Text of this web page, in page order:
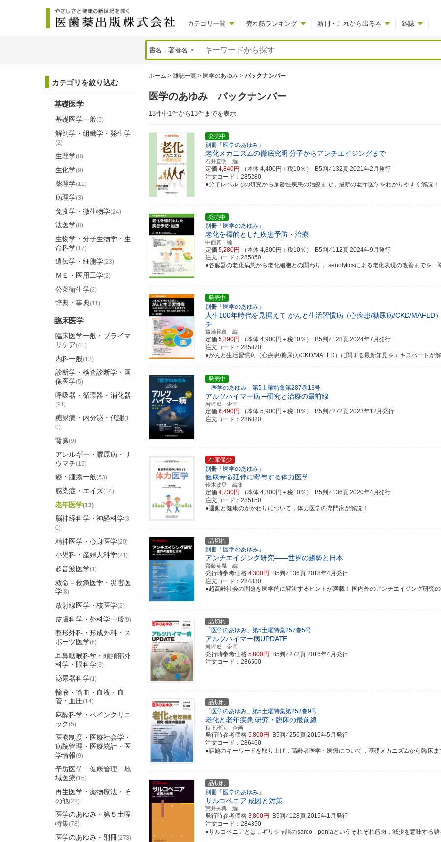
カテゴリ一覧 売れ筋ランキング 新刊・これから出る本 雑誌
ホーム > 雑誌一覧 > 医学のあゆみ > バックナンバー
医学のあゆみ バックナンバー
13件中1件から13件までを表示
発売中
別冊「医学のあゆみ」
老化メカニズムの徹底究明 分子からアンチエイジングまで
石井直明 編
定価 4,840円 （本体 4,400円＋税10％） B5判 ⁄ 132頁 2021年2月発行
注文コード：285280
●分子レベルでの研究から加齢性疾患の治療まで，最新の老年医学をわかりやすく解説！
発売中
別冊「医学のあゆみ」
老化を標的とした疾患予防・治療
中西真 編
定価 5,280円 （本体 4,800円＋税10％） B5判 ⁄ 112頁 2024年9月発行
注文コード：285850
●各臓器の老化病態から老化細胞との関わり， senolyticsによる老化表現の改善までを一
発売中
別冊「医学のあゆみ」
人生100年時代を見据えて がんと生活習慣病（心疾患/糖尿病/CKD/MAFLD
チ
益崎裕章 編
定価 5,390円 （本体 4,900円＋税10％） B5判 ⁄ 128頁 2024年7月発行
注文コード：285870
●がんと生活習慣病（心疾患/糖尿病/CKD/MAFLD）に関する最新知見をエキスパートが解
発売中
「医学のあゆみ」第5土曜特集第287巻13号
アルツハイマー病 ─研究と治療の最前線
岩坪威 企画
定価 6,490円 （本体 5,900円＋税10％） B5判 ⁄ 272頁 2023年12月発行
注文コード：286820
在庫僅少
別冊「医学のあゆみ」
健康寿命延伸に寄与する体力医学
鈴木政登 編集
定価 4,730円 （本体 4,300円＋税10％） B5判 ⁄ 136頁 2020年4月発行
注文コード：285150
●運動と健康のかかわりについて，体力医学の専門家が解説！
品切れ
別冊「医学のあゆみ」
アンチエイジング研究――世界の趨勢と日本
齋藤英胤 編
発行時参考価格 4,300円 B5判 ⁄ 136頁 2018年4月発行
注文コード：284830
●超高齢社会の問題を医学的に解決するヒントが満載！ 国内外のアンチエイジング研究
品切れ
「医学のあゆみ」第5土曜特集257巻5号
アルツハイマー病UPDATE
岩坪威 企画
発行時参考価格 5,800円 B5判 ⁄ 272頁 2016年4月発行
注文コード：286500
品切れ
「医学のあゆみ」第5土曜特集第253巻9号
老化と老年疾患 研究・臨床の最前線
秋下雅弘 企画
発行時参考価格 5,800円 B5判 ⁄ 256頁 2015年5月発行
注文コード：286460
●話題のキーワードを取り上げ，高齢者医学・医療について，基礎メカニズムから臨床ま
品切れ
別冊「医学のあゆみ」
サルコペニア 成因と対策
荒井秀典 編
発行時参考価格 3,800円 B5判 ⁄ 128頁 2015年1月発行
注文コード：284350
●サルコペニアとは，ギリシャ語のsarco，peniaというそれぞれ筋肉，減少を意味する語
カテゴリを絞り込む
基礎医学
基礎医学一般(5)
解剖学・組織学・発生学
(2)
生理学(8)
生化学(9)
薬理学(11)
病理学(3)
免疫学・微生物学(24)
法医学(8)
生物学・分子生物学・生
命科学(17)
遺伝学・細胞学(23)
ＭＥ・医用工学(2)
公衆衛生学(3)
辞典・事典(11)
臨床医学
臨床医学一般・プライマ
リケア(41)
内科一般(13)
診断学・検査診断学・画
像医学(5)
呼吸器・循環器・消化器
(91)
糖尿病・内分泌・代謝(1
0)
腎臓(9)
アレルギー・膠原病・リ
ウマチ(15)
癌・腫瘍一般(53)
感染症・エイズ(14)
老年医学(13)
脳神経科学・神経科学(3
0)
精神医学・心身医学(20)
小児科・産婦人科学(21)
超音波医学(1)
救命－救急医学・災害医
学(8)
放射線医学・核医学(2)
皮膚科学・外科学一般(9)
整形外科・形成外科・ス
ポーツ医学(6)
耳鼻咽喉科学・頭頸部外
科学・眼科学(3)
泌尿器科学(1)
輸液・輸血・血液・血
管・血圧(14)
麻酔科学・ペインクリニ
ック(5)
医療制度・医療社会学・
病院管理・医療統計・医
学情報(9)
予防医学・健康管理・地
域医療(15)
再生医学・薬物療法・そ
の他(22)
医学のあゆみ・第５土曜
特集(78)
医学のあゆみ・別冊(273)